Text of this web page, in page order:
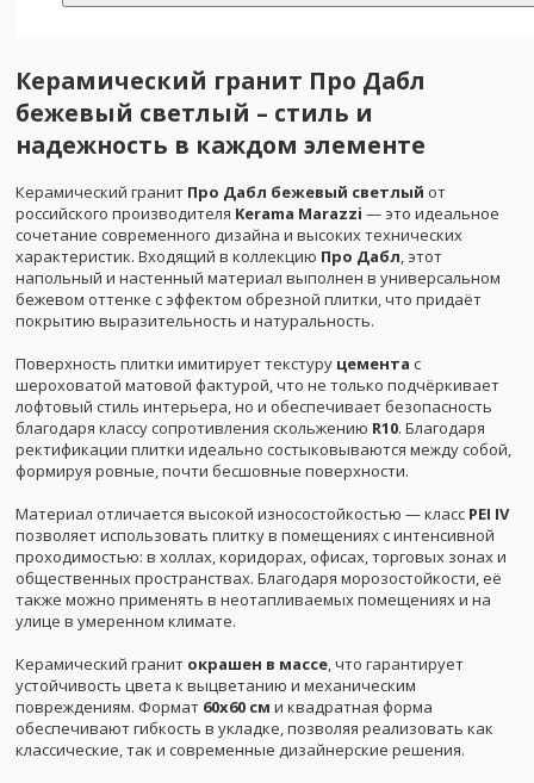
Керамический гранит Про Дабл
бежевый светлый – стиль и
надежность в каждом элементе
Керамический гранит Про Дабл бежевый светлый от
российского производителя Kerama Marazzi — это идеальное
сочетание современного дизайна и высоких технических
характеристик. Входящий в коллекцию Про Дабл , этот
напольный и настенный материал выполнен в универсальном
бежевом оттенке с эффектом обрезной плитки, что придаёт
покрытию выразительность и натуральность.
Поверхность плитки имитирует текстуру цемента с
шероховатой матовой фактурой, что не только подчёркивает
лофтовый стиль интерьера, но и обеспечивает безопасность
благодаря классу сопротивления скольжению R10. Благодаря
ректификации плитки идеально состыковываются между собой,
формируя ровные, почти бесшовные поверхности.
Материал отличается высокой износостойкостью — класс PEI IV
позволяет использовать плитку в помещениях с интенсивной
проходимостью: в холлах, коридорах, офисах, торговых зонах и
общественных пространствах. Благодаря морозостойкости, её
также можно применять в неотапливаемых помещениях и на
улице в умеренном климате.
Керамический гранит окрашен в массе , что гарантирует
устойчивость цвета к выцветанию и механическим
повреждениям. Формат 60x60 см и квадратная форма
обеспечивают гибкость в укладке, позволяя реализовать как
классические, так и современные дизайнерские решения.